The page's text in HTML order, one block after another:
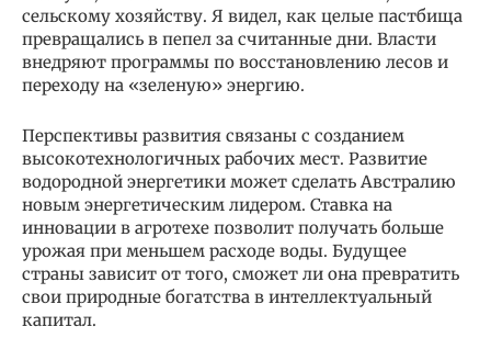
сельскому хозяйству. Я видел, как целые пастбища
превращались в пепел за считанные дни. Власти
внедряют программы по восстановлению лесов и
переходу на «зеленую» энергию.
Перспективы развития связаны с созданием
высокотехнологичных рабочих мест. Развитие
водородной энергетики может сделать Австралию
новым энергетическим лидером. Ставка на
инновации в агротехе позволит получать больше
урожая при меньшем расходе воды. Будущее
страны зависит от того, сможет ли она превратить
свои природные богатства в интеллектуальный
капитал.